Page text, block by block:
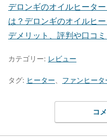
デロンギのオイルヒータ
は？ デロンギのオイルヒ
デメリット、評判や口コ
カテゴリー: レビュー
タグ: ヒーター ファンヒータ
コ